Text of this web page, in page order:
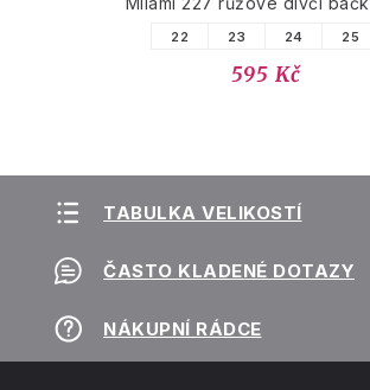
22 23 24 25
595 Kč
TABULKA VELIKOSTÍ
ČASTO KLADENÉ DOTAZY
NÁKUPNÍ RÁDCE